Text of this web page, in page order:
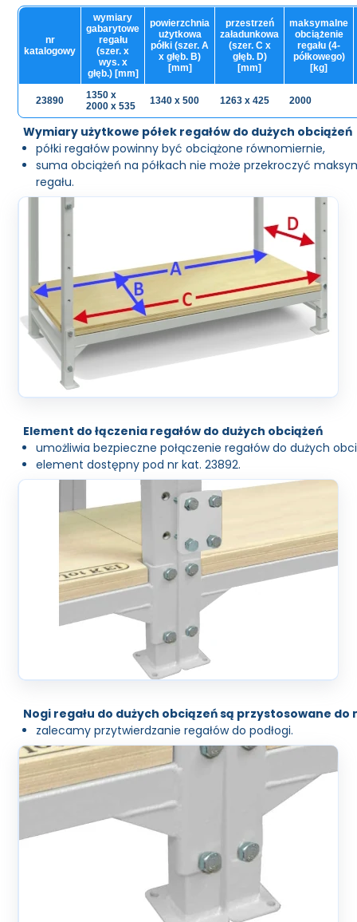
nr
katalogowy
wymiary
gabarytowe
regału
(szer. x
wys. x
głęb.) [mm]
powierzchnia
użytkowa
półki (szer. A
x głęb. B)
[mm]
przestrzeń
załadunkowa
(szer. C x
głęb. D)
[mm]
maksymalne
obciążenie
regału (4-
półkowego)
[kg]
23890
1350 x
2000 x 535
1340 x 500 1263 x 425 2000
Wymiary użytkowe półek regałów do dużych obciążeń
półki regałów powinny być obciążone równomiernie,
suma obciążeń na półkach nie może przekroczyć
regału.
Element do łączenia regałów do dużych obciążeń
umożliwia bezpieczne połączenie regałów do dużych
element dostępny pod nr kat. 23892.
Nogi regału do dużych obciązeń są przystosowane do
zalecamy przytwierdzanie regałów do podłogi.